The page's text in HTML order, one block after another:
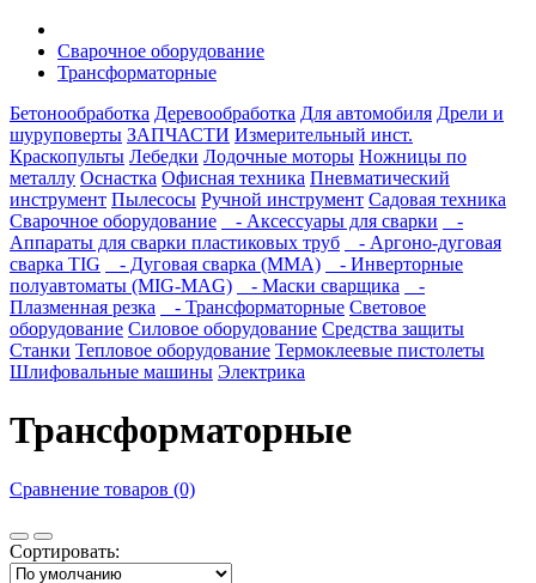
Сварочное оборудование
Трансформаторные
Бетонообработка Деревообработка Для автомобиля Дрели и
шуруповерты ЗАПЧАСТИ Измерительный инст.
Краскопульты Лебедки Лодочные моторы Ножницы по
металлу Оснастка Офисная техника Пневматический
инструмент Пылесосы Ручной инструмент Садовая техника
Сварочное оборудование
- Аксессуары для сварки
-
Аппараты для сварки пластиковых труб
- Аргоно-дуговая
сварка TIG
- Дуговая сварка (ММА)
- Инверторные
полуавтоматы (MIG-MAG)
- Маски сварщика
-
Плазменная резка
- Трансформаторные Световое
оборудование Силовое оборудование Средства защиты
Станки Тепловое оборудование Термоклеевые пистолеты
Шлифовальные машины Электрика
Трансформаторные
Сравнение товаров (0)
Сортировать: